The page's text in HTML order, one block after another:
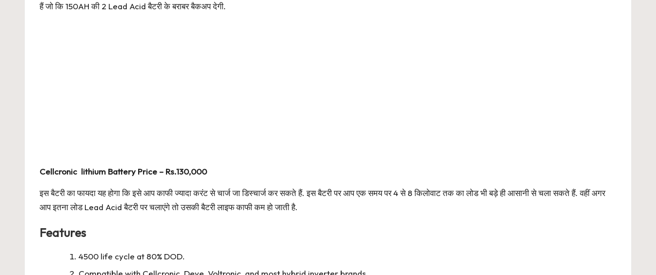
हैं जो कि 150AH की 2 Lead Acid बैटरी के बराबर बैकअप देगी.
Cellcronic lithium Battery Price – Rs.130,000
इस बैटरी का फायदा यह होगा कि इसे आप काफी ज्यादा करंट से चार्ज जा डिस्चार्ज कर सकते हैं. इस बैटरी पर आप एक समय पर 4 से 8 किलोवाट तक का लोड भी बड़े ही आसानी से चला सकते हैं. वहीं अगर
आप इतना लोड Lead Acid बैटरी पर चलाएंगे तो उसकी बैटरी लाइफ काफी कम हो जाती है.
Features
4500 life cycle at 80% DOD.